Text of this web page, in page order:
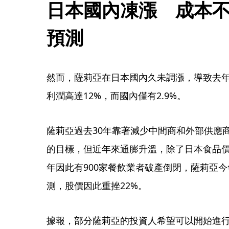
日本國內凍漲　成本
預測
然而，薩莉亞在日本國內久未調漲，導致去
利潤高達12%，而國內僅有2.9%。
薩莉亞過去30年靠著減少中間商和外部供應
的目標，但近年來通膨升溫，除了日本食品
年因此有900家餐飲業者破產倒閉，薩莉亞
測，股價因此重挫22%。
據報，部分薩莉亞的投資人希望可以開始進